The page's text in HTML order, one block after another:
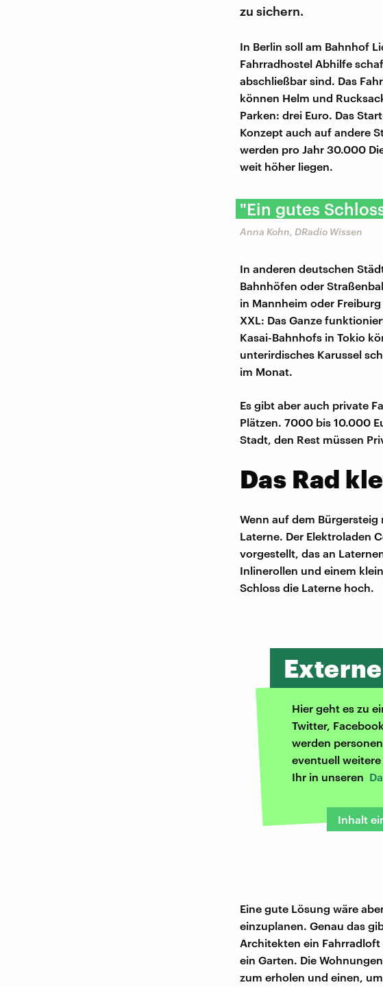
zu sichern.
In Berlin soll am Bahnhof
Fahrradhostel Abhilfe
abschließbar sind. Das
können Helm und
Parken: drei Euro. Das
Konzept auch auf andere
werden pro Jahr 30.000
weit höher liegen.
"Ein gutes
Anna Kohn, DRadio Wissen
In anderen deutschen
Bahnhöfen oder
in Mannheim oder
XXL: Das Ganze
Kasai-Bahnhofs in Tokio
unterirdisches Karussel
im Monat.
Es gibt aber auch private
Plätzen. 7000 bis 10.000
Stadt, den Rest müssen
Das Rad
Wenn auf dem
Laterne. Der Elektroladen
vorgestellt, das an
Inlinerollen und einem
Schloss die Laterne hoch.
Hier geht es zu
Twitter,
werden
eventuell
Ihr in unseren
Inhalt
Eine gute Lösung wäre
einzuplanen. Genau das
Architekten ein
ein Garten. Die
zum erholen und einen,